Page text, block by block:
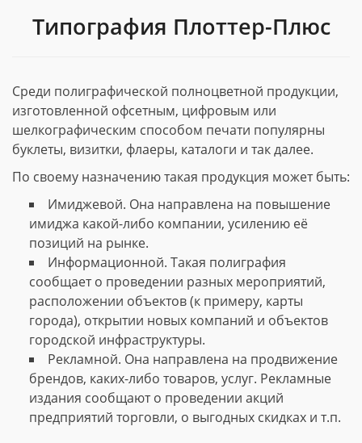
Типография Плоттер-Плюс
Среди полиграфической полноцветной продукции,
изготовленной офсетным, цифровым или
шелкографическим способом печати популярны
буклеты, визитки, флаеры, каталоги и так далее.
По своему назначению такая продукция может быть:
Имиджевой. Она направлена на повышение
имиджа какой-либо компании, усилению её
позиций на рынке.
Информационной. Такая полиграфия
сообщает о проведении разных мероприятий,
расположении объектов (к примеру, карты
города), открытии новых компаний и объектов
городской инфраструктуры.
Рекламной. Она направлена на продвижение
брендов, каких-либо товаров, услуг. Рекламные
издания сообщают о проведении акций
предприятий торговли, о выгодных скидках и т.п.